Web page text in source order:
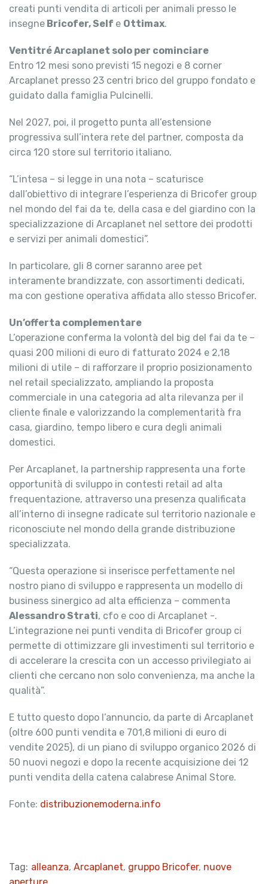
creati punti vendita di articoli per animali presso le
insegne Bricofer, Self e Ottimax.
Ventitré Arcaplanet solo per cominciare
Entro 12 mesi sono previsti 15 negozi e 8 corner
Arcaplanet presso 23 centri brico del gruppo fondato e
guidato dalla famiglia Pulcinelli.
Nel 2027, poi, il progetto punta all’estensione
progressiva sull’intera rete del partner, composta da
circa 120 store sul territorio italiano.
“L’intesa – si legge in una nota – scaturisce
dall’obiettivo di integrare l’esperienza di Bricofer group
nel mondo del fai da te, della casa e del giardino con la
specializzazione di Arcaplanet nel settore dei prodotti
e servizi per animali domestici”.
In particolare, gli 8 corner saranno aree pet
interamente brandizzate, con assortimenti dedicati,
ma con gestione operativa affidata allo stesso Bricofer.
Un’offerta complementare
L’operazione conferma la volontà del big del fai da te –
quasi 200 milioni di euro di fatturato 2024 e 2,18
milioni di utile – di rafforzare il proprio posizionamento
nel retail specializzato, ampliando la proposta
commerciale in una categoria ad alta rilevanza per il
cliente finale e valorizzando la complementarità fra
casa, giardino, tempo libero e cura degli animali
domestici.
Per Arcaplanet, la partnership rappresenta una forte
opportunità di sviluppo in contesti retail ad alta
frequentazione, attraverso una presenza qualificata
all’interno di insegne radicate sul territorio nazionale e
riconosciute nel mondo della grande distribuzione
specializzata.
“Questa operazione si inserisce perfettamente nel
nostro piano di sviluppo e rappresenta un modello di
business sinergico ad alta efficienza – commenta
Alessandro Strati, cfo e coo di Arcaplanet -.
L’integrazione nei punti vendita di Bricofer group ci
permette di ottimizzare gli investimenti sul territorio e
di accelerare la crescita con un accesso privilegiato ai
clienti che cercano non solo convenienza, ma anche la
qualità”.
E tutto questo dopo l’annuncio, da parte di Arcaplanet
(oltre 600 punti vendita e 701,8 milioni di euro di
vendite 2025), di un piano di sviluppo organico 2026 di
50 nuovi negozi e dopo la recente acquisizione dei 12
punti vendita della catena calabrese Animal Store.
Fonte: distribuzionemoderna.info
Tag: alleanza, Arcaplanet, gruppo Bricofer, nuove
aperture